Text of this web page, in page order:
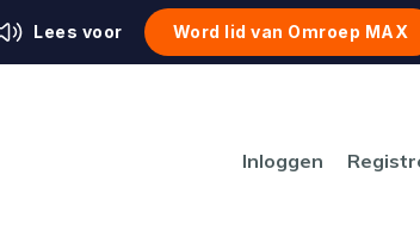
Lees voor Word lid van Omroep MAX
Inloggen